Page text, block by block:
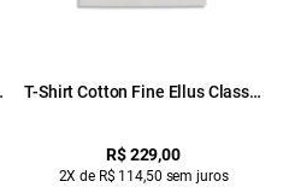
T-Shirt Cotton Fine Ellus Classic
R$ 229,00
2X de R$ 114,50 sem juros